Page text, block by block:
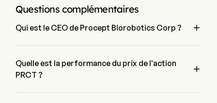
Questions complémentaires
Qui est le CEO de Procept Biorobotics Corp ? 
Quelle est la performance du prix de l'action
PRCT ?
